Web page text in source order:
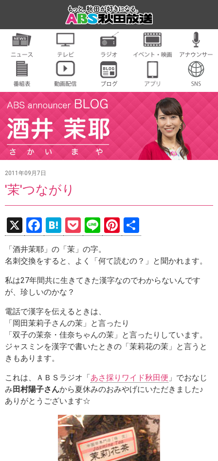
2011年09月7日
'茉'つながり
X
F
a
ce
b
o
k
H
at
e
n
a
P
o
ck
Li
n
e
Pi
nt
er
t
有
「酒井茉耶」の「 茉 」の字。
名刺交換をすると、よく「何て読むの？」と聞かれます。
私は27年間共に生きてきた漢字なのでわからないんです
が、珍しいのかな？
電話で漢字を伝えるときは、
「岡田茉莉子さんの茉」と言ったり
「双子の茉奈・佳奈ちゃんの茉」と言ったりしています。
ジャスミンを漢字で書いたときの「茉莉花の茉」と言うと
きもあります。
これは、ＡＢＳラジオ「 あさ採りワイド秋田便 」でおなじ
み 田村陽子さんから夏休みのおみやげにいただきました♪
ありがとうございます☆